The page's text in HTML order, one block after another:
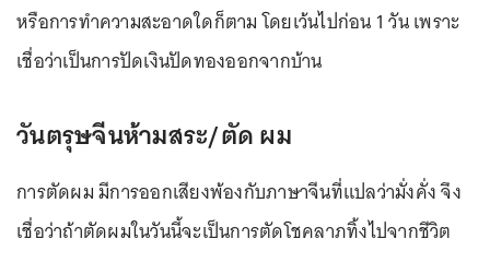
หรือการทำความสะอาดใดก็ตาม โดยเว้นไปก่อน 1 วัน เพราะ
เชื่อว่าเป็นการปัดเงินปัดทองออกจากบ้าน
วันตรุษจีนห้ามสระ/ตัด ผม
การตัดผม มีการออกเสียงพ้องกับภาษาจีนที่แปลว่ามั่งคั่ง จึง
เชื่อว่าถ้าตัดผมในวันนี้จะเป็นการตัดโชคลาภทิ้งไปจากชีวิต